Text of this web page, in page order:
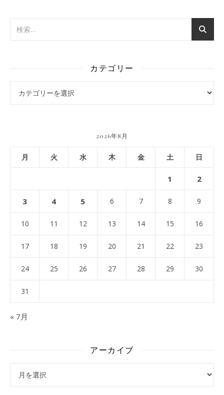
カテゴリー
2026年8月
月 火 水 木 金 土 日
1 2
3 4 5 6 7 8 9
10 11 12 13 14 15 16
17 18 19 20 21 22 23
24 25 26 27 28 29 30
31
« 7月
アーカイブ